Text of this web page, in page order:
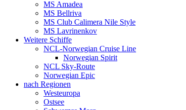
MS Amadea
MS Bellriva
MS Club Calimera Nile Style
MS Lavrinenkov
Weitere Schiffe
NCL-Norwegian Cruise Line
Norwegian Spirit
NCL Sky-Route
Norwegian Epic
nach Regionen
Westeuropa
Ostsee